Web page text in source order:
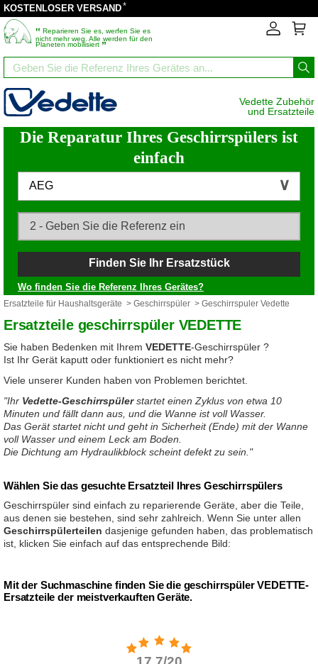
KOSTENLOSER VERSAND*
‟ Reparieren Sie es, werfen Sie es
nicht mehr weg. Alle werden für den
Planeten mobilisiert ”
Vedette Zubehör
und Ersatzteile
Die Reparatur Ihres Geschirrspülers ist
einfach
AEG
Finden Sie Ihr Ersatzstück
Wo finden Sie die Referenz Ihres Gerätes?
Ersatzteile für Haushaltsgeräte > Geschirrspüler > Geschirrspuler Vedette
Ersatzteile geschirrspüler VEDETTE
Sie haben Bedenken mit Ihrem VEDETTE-Geschirrspüler ?
Ist Ihr Gerät kaputt oder funktioniert es nicht mehr?
Viele unserer Kunden haben von Problemen berichtet.
"Ihr Vedette-Geschirrspülerstartet einen Zyklus von etwa 10
Minuten und fällt dann aus, und die Wanne ist voll Wasser.
Das Gerät startet nicht und geht in Sicherheit (Ende) mit der Wanne
voll Wasser und einem Leck am Boden.
Die Dichtung am Hydraulikblock scheint defekt zu sein."
Wählen Sie das gesuchte Ersatzteil Ihres Geschirrspülers
Geschirrspüler sind einfach zu reparierende Geräte, aber die Teile,
aus denen sie bestehen, sind sehr zahlreich. Wenn Sie unter allen
Geschirrspülerteilen dasjenige gefunden haben, das problematisch
ist, klicken Sie einfach auf das entsprechende Bild:
Mit der Suchmaschine finden Sie die geschirrspüler VEDETTE-
Ersatzteile der meistverkauften Geräte.